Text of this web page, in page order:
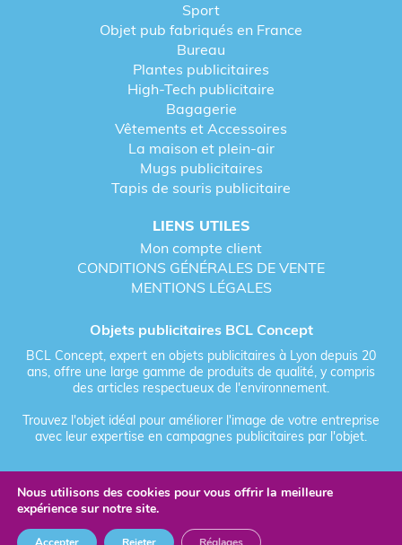
Sport
Objet pub fabriqués en France
Bureau
Plantes publicitaires
High-Tech publicitaire
Bagagerie
Vêtements et Accessoires
La maison et plein-air
Mugs publicitaires
Tapis de souris publicitaire
LIENS UTILES
Mon compte client
CONDITIONS GÉNÉRALES DE VENTE
MENTIONS LÉGALES
Objets publicitaires BCL Concept
BCL Concept, expert en objets publicitaires à Lyon depuis 20
ans, offre une large gamme de produits de qualité, y compris
des articles respectueux de l'environnement.
Trouvez l'objet idéal pour améliorer l'image de votre entreprise
avec leur expertise en campagnes publicitaires par l'objet.
© 2026 BCL Concept - Tous droits réservés - Objet Publicitaire
Fièrement forgé par Les Vikings
Nous utilisons des cookies pour vous offrir la meilleure
expérience sur notre site.